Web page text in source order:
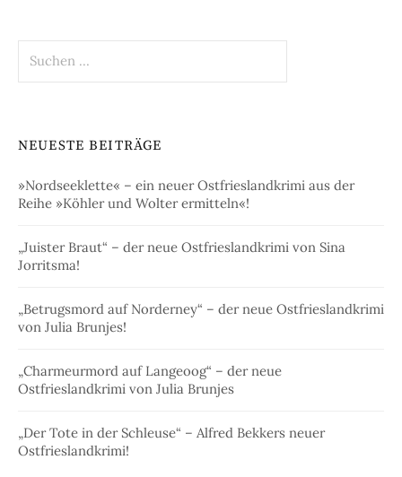
nach:
NEUESTE BEITRÄGE
»Nordseeklette« – ein neuer Ostfrieslandkrimi aus der
Reihe »Köhler und Wolter ermitteln«!
„Juister Braut“ – der neue Ostfrieslandkrimi von Sina
Jorritsma!
„Betrugsmord auf Norderney“ – der neue Ostfrieslandkrimi
von Julia Brunjes!
„Charmeurmord auf Langeoog“ – der neue
Ostfrieslandkrimi von Julia Brunjes
„Der Tote in der Schleuse“ – Alfred Bekkers neuer
Ostfrieslandkrimi!